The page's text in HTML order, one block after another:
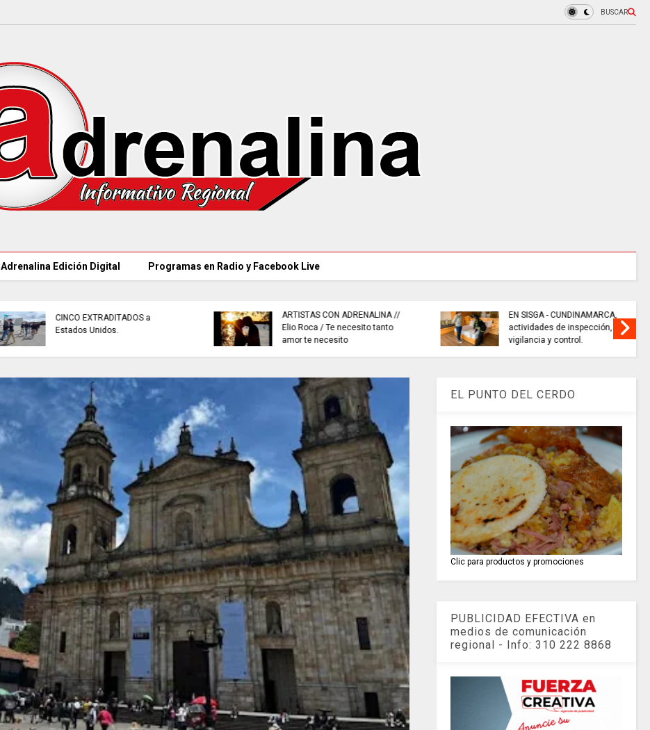
BUSCAR
Adrenalina Edición Digital Programas en Radio y Facebook Live
ARTISTAS CON ADRENALINA //
Elio Roca / Te necesito tanto
EN SISGA - CUNDINAMARCA,
actividades de inspección,
vigilancia y control.
EN CHÍA: medidas de seguridad
para preservar el orden público
hoy 7 de agosto
EL PUNTO DEL CERDO
Clic para productos y promociones
PUBLICIDAD EFECTIVA en
medios de comunicación
regional - Info: 310 222 8868